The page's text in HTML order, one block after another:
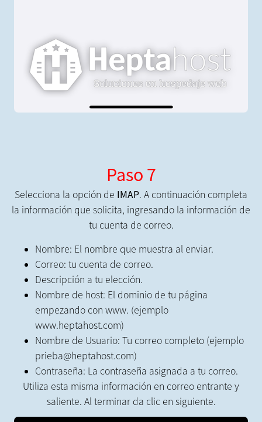
Paso 7
Selecciona la opción de IMAP. A continuación completa
la información que solicita, ingresando la información de
tu cuenta de correo.
Nombre: El nombre que muestra al enviar.
Correo: tu cuenta de correo.
Descripción a tu elección.
Nombre de host: El dominio de tu página
empezando con www. (ejemplo
www.heptahost.com)
Nombre de Usuario: Tu correo completo (ejemplo
prieba@heptahost.com)
Contraseña: La contraseña asignada a tu correo.
Utiliza esta misma información en correo entrante y
saliente. Al terminar da clic en siguiente.